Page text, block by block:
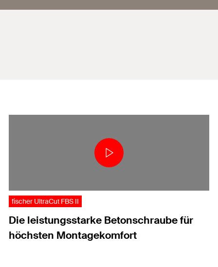
fischer UltraCut FBS II
Die leistungsstarke Betonschraube für
höchsten Montagekomfort